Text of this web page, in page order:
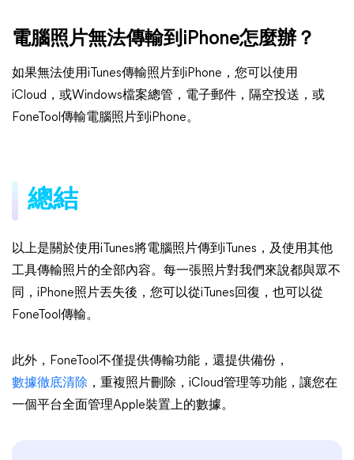
電腦照片無法傳輸到iPhone怎麼辦？
如果無法使用iTunes傳輸照片到iPhone，您可以使用
iCloud，或Windows檔案總管，電子郵件，隔空投送，或
FoneTool傳輸電腦照片到iPhone。
總結
以上是關於使用iTunes將電腦照片傳到iTunes，及使用其他
工具傳輸照片的全部內容。每一張照片對我們來說都與眾不
同，iPhone照片丟失後，您可以從iTunes回復，也可以從
FoneTool傳輸。
此外，FoneTool不僅提供傳輸功能，還提供備份，
數據徹底清除 ，重複照片刪除，iCloud管理等功能，讓您在
一個平台全面管理Apple裝置上的數據。